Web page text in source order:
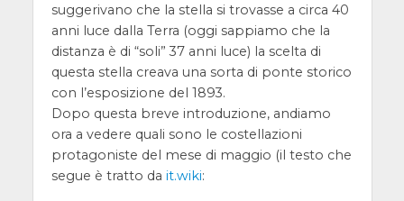
suggerivano che la stella si trovasse a circa 40
anni luce dalla Terra (oggi sappiamo che la
distanza è di “soli” 37 anni luce) la scelta di
questa stella creava una sorta di ponte storico
con l’esposizione del 1893.
Dopo questa breve introduzione, andiamo
ora a vedere quali sono le costellazioni
protagoniste del mese di maggio (il testo che
segue è tratto da it.wiki: